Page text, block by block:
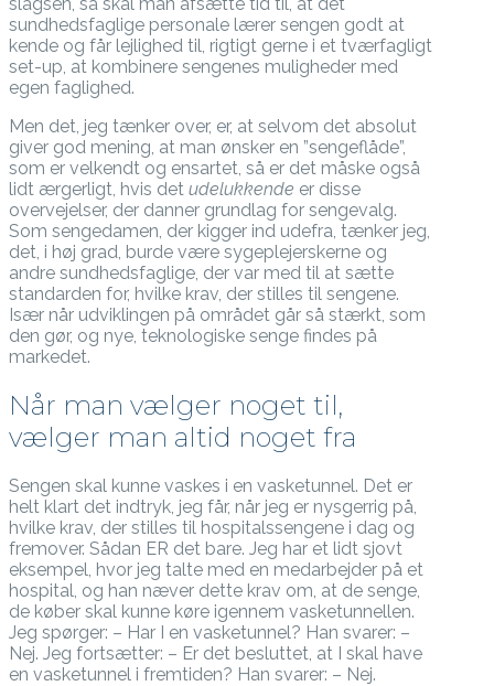
sundhedsfaglige personale lærer sengen godt at
kende og får lejlighed til, rigtigt gerne i et tværfagligt
set-up, at kombinere sengenes muligheder med
egen faglighed.
Men det, jeg tænker over, er, at selvom det absolut
giver god mening, at man ønsker en ”sengeflåde”,
som er velkendt og ensartet, så er det måske også
lidt ærgerligt, hvis det udelukkende er disse
overvejelser, der danner grundlag for sengevalg.
Som sengedamen, der kigger ind udefra, tænker jeg,
det, i høj grad, burde være sygeplejerskerne og
andre sundhedsfaglige, der var med til at sætte
standarden for, hvilke krav, der stilles til sengene.
Især når udviklingen på området går så stærkt, som
den gør, og nye, teknologiske senge findes på
markedet.
Når man vælger noget til,
vælger man altid noget fra
Sengen skal kunne vaskes i en vasketunnel. Det er
helt klart det indtryk, jeg får, når jeg er nysgerrig på,
hvilke krav, der stilles til hospitalssengene i dag og
fremover. Sådan ER det bare. Jeg har et lidt sjovt
eksempel, hvor jeg talte med en medarbejder på et
hospital, og han næver dette krav om, at de senge,
de køber skal kunne køre igennem vasketunnellen.
Jeg spørger: – Har I en vasketunnel? Han svarer: –
Nej. Jeg fortsætter: – Er det besluttet, at I skal have
en vasketunnel i fremtiden? Han svarer: – Nej.